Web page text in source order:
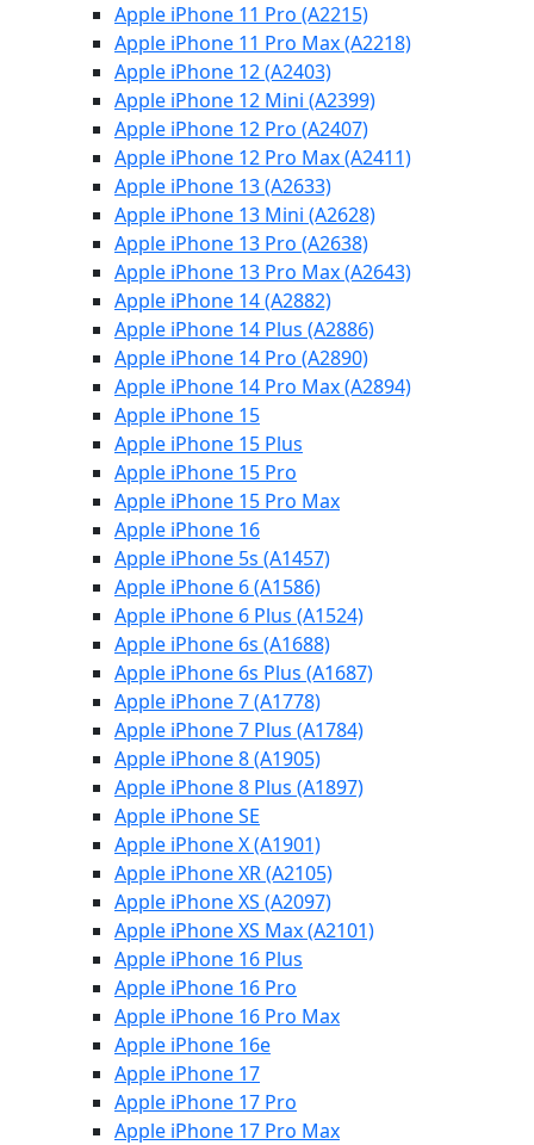
Apple iPhone 11 Pro (A2215)
Apple iPhone 11 Pro Max (A2218)
Apple iPhone 12 (A2403)
Apple iPhone 12 Mini (A2399)
Apple iPhone 12 Pro (A2407)
Apple iPhone 12 Pro Max (A2411)
Apple iPhone 13 (A2633)
Apple iPhone 13 Mini (A2628)
Apple iPhone 13 Pro (A2638)
Apple iPhone 13 Pro Max (A2643)
Apple iPhone 14 (A2882)
Apple iPhone 14 Plus (A2886)
Apple iPhone 14 Pro (A2890)
Apple iPhone 14 Pro Max (A2894)
Apple iPhone 15
Apple iPhone 15 Plus
Apple iPhone 15 Pro
Apple iPhone 15 Pro Max
Apple iPhone 16
Apple iPhone 5s (A1457)
Apple iPhone 6 (A1586)
Apple iPhone 6 Plus (A1524)
Apple iPhone 6s (A1688)
Apple iPhone 6s Plus (A1687)
Apple iPhone 7 (A1778)
Apple iPhone 7 Plus (A1784)
Apple iPhone 8 (A1905)
Apple iPhone 8 Plus (A1897)
Apple iPhone SE
Apple iPhone X (A1901)
Apple iPhone XR (A2105)
Apple iPhone XS (A2097)
Apple iPhone XS Max (A2101)
Apple iPhone 16 Plus
Apple iPhone 16 Pro
Apple iPhone 16 Pro Max
Apple iPhone 16e
Apple iPhone 17
Apple iPhone 17 Pro
Apple iPhone 17 Pro Max